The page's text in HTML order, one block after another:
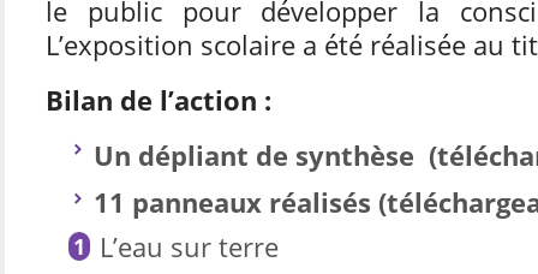
le public pour développer la
L’exposition scolaire a été réalisée au
Bilan de l’action :
Un dépliant de synthèse
11 panneaux réalisés
L’eau sur terre